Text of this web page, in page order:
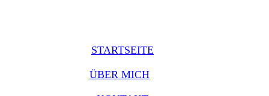
STARTSEITE
ÜBER MICH